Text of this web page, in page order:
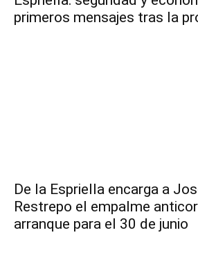
primeros mensajes tras la
De la Espriella encarga a
Restrepo el empalme
arranque para el 30 de junio